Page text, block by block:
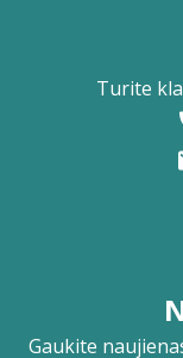
Turite
Gaukite